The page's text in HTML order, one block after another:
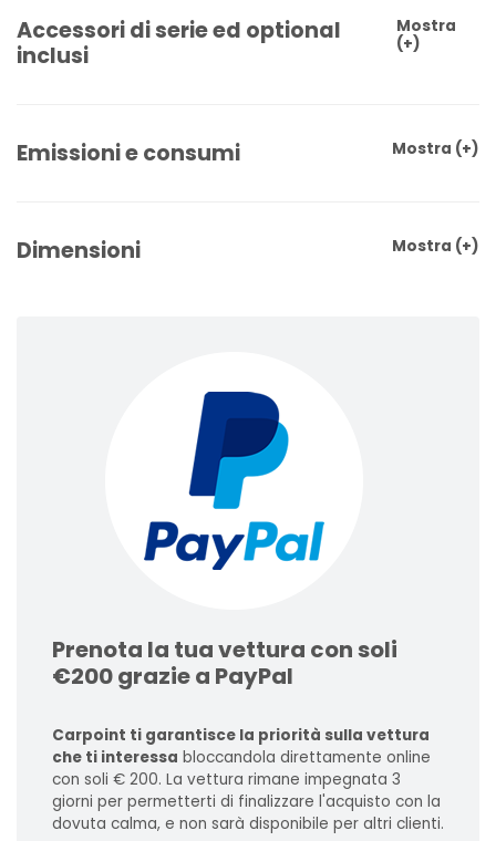
Accessori di serie ed optional
inclusi
Mostra
(+)
Emissioni e consumi Mostra (+)
Dimensioni Mostra (+)
Prenota la tua vettura con soli
€200 grazie a PayPal
Carpoint ti garantisce la priorità sulla vettura
che ti interessa bloccandola direttamente online
con soli € 200. La vettura rimane impegnata 3
giorni per permetterti di finalizzare l'acquisto con la
dovuta calma, e non sarà disponibile per altri clienti.